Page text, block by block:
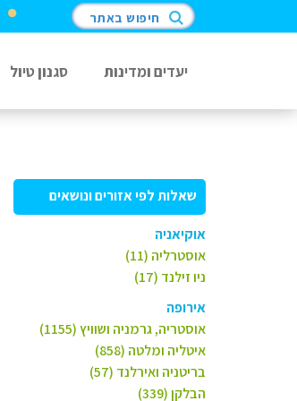
חיפוש באתר
יעדים ומדינות סגנון טיול
שאלות לפי אזורים ונושאים
אוקיאניה
אוסטרליה (11)
ניו זילנד (17)
אירופה
אוסטריה, גרמניה ושוויץ (1155)
איטליה ומלטה (858)
בריטניה ואירלנד (57)
הבלקן (339)